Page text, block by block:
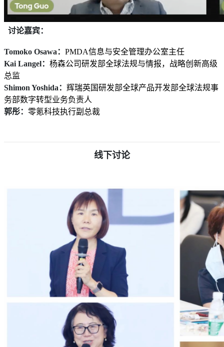
讨论嘉宾：
Tomoko Osawa： PMDA信息与安全管理办公室主任
Kai Langel： 杨森公司研发部全球法规与情报，战略创新高级
总监
Shimon Yoshida： 辉瑞英国研发部全球产品开发部全球法规事
务部数字转型业务负责人
郭彤： 零氪科技执行副总裁
线下讨论